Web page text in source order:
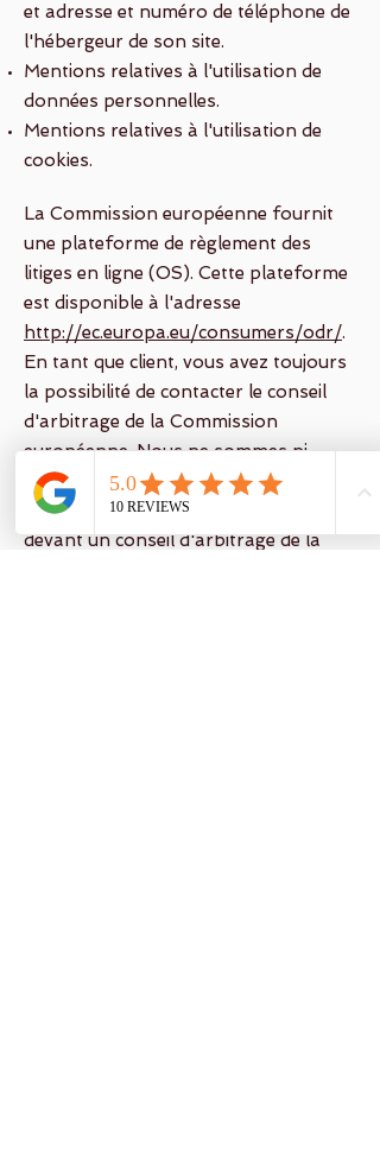
et adresse et numéro de téléphone de
l'hébergeur de son site.
Mentions relatives à l'utilisation de
données personnelles.
Mentions relatives à l'utilisation de
cookies.
La Commission européenne fournit
une plateforme de règlement des
litiges en ligne (OS). Cette plateforme
est disponible à l'adresse
http://ec.europa.eu/consumers/odr/.
En tant que client, vous avez toujours
la possibilité de contacter le conseil
d'arbitrage de la Commission
européenne. Nous ne sommes ni
disposés à, ni obligés de, participer à
une procédure de règlement des litiges
devant un conseil d'arbitrage de la